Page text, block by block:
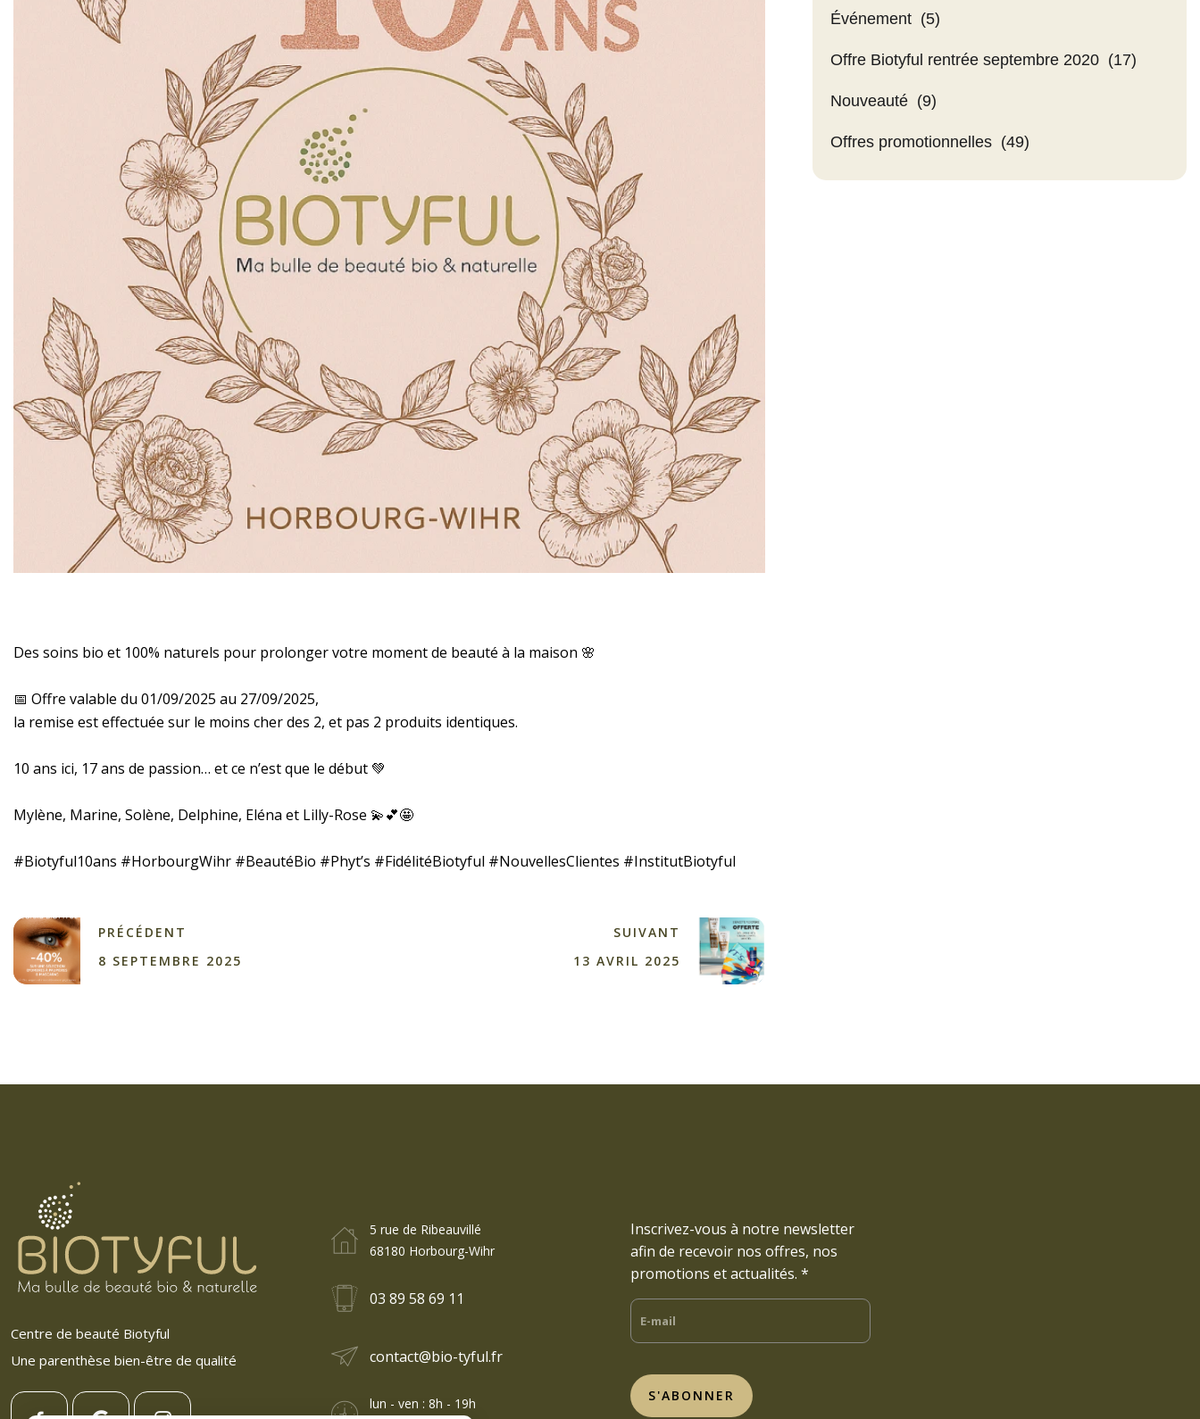
Des soins bio et 100% naturels pour prolonger votre moment de beauté à la maison 🌸
📅 Offre valable du 01/09/2025 au 27/09/2025,
la remise est effectuée sur le moins cher des 2, et pas 2 produits identiques.
10 ans ici, 17 ans de passion… et ce n’est que le début 💚
Mylène, Marine, Solène, Delphine, Eléna et Lilly-Rose 💫💕🤩
#Biotyful10ans #HorbourgWihr #BeautéBio #Phyt’s #FidélitéBiotyful #NouvellesClientes #InstitutBiotyful
PRÉCÉDENT
8 SEPTEMBRE 2025
SUIVANT
13 AVRIL 2025
Événement (5)
Offre Biotyful rentrée septembre 2020 (17)
Nouveauté (9)
Offres promotionnelles (49)
Centre de beauté Biotyful
Une parenthèse bien-être de qualité
5 rue de Ribeauvillé
68180 Horbourg-Wihr
03 89 58 69 11
contact@bio-tyful.fr
lun - ven : 8h - 19h
Inscrivez-vous à notre newsletter
afin de recevoir nos offres, nos
promotions et actualités. *
S'ABONNER